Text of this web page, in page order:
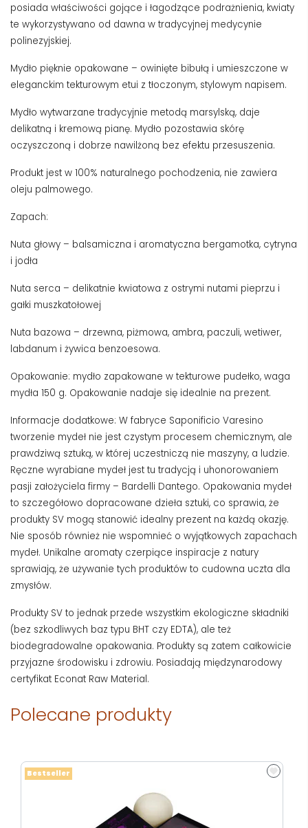
posiada właściwości gojące i łagodzące podrażnienia, kwiaty
te wykorzystywano od dawna w tradycyjnej medycynie
polinezyjskiej.
Mydło pięknie opakowane – owinięte bibułą i umieszczone w
eleganckim tekturowym etui z tłoczonym, stylowym napisem.
Mydło wytwarzane tradycyjnie metodą marsylską, daje
delikatną i kremową pianę. Mydło pozostawia skórę
oczyszczoną i dobrze nawilżoną bez efektu przesuszenia.
Produkt jest w 100% naturalnego pochodzenia, nie zawiera
oleju palmowego.
Zapach:
Nuta głowy – balsamiczna i aromatyczna bergamotka, cytryna
i jodła
Nuta serca – delikatnie kwiatowa z ostrymi nutami pieprzu i
gałki muszkatołowej
Nuta bazowa – drzewna, piżmowa, ambra, paczuli, wetiwer,
labdanum i żywica benzoesowa.
Opakowanie: mydło zapakowane w tekturowe pudełko, waga
mydła 150 g. Opakowanie nadaje się idealnie na prezent.
Informacje dodatkowe: W fabryce Saponificio Varesino
tworzenie mydeł nie jest czystym procesem chemicznym, ale
prawdziwą sztuką, w której uczestniczą nie maszyny, a ludzie.
Ręczne wyrabiane mydeł jest tu tradycją i uhonorowaniem
pasji założyciela firmy – Bardelli Dantego. Opakowania mydeł
to szczegółowo dopracowane dzieła sztuki, co sprawia, że
produkty SV mogą stanowić idealny prezent na każdą okazję.
Nie sposób również nie wspomnieć o wyjątkowych zapachach
mydeł. Unikalne aromaty czerpiące inspiracje z natury
sprawiają, że używanie tych produktów to cudowna uczta dla
zmysłów.
Produkty SV to jednak przede wszystkim ekologiczne składniki
(bez szkodliwych baz typu BHT czy EDTA), ale też
biodegradowalne opakowania. Produkty są zatem całkowicie
przyjazne środowisku i zdrowiu. Posiadają międzynarodowy
certyfikat Econat Raw Material.
Polecane produkty
Bestseller